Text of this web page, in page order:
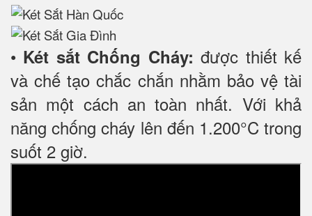
• Két sắt Chống Cháy: được thiết kế
và chế tạo chắc chắn nhằm bảo vệ tài
sản một cách an toàn nhất. Với khả
năng chống cháy lên đến 1.200°C trong
suốt 2 giờ.